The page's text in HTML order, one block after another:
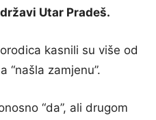
Utar Pradeš.
kasnili su više od
“našla zamjenu”.
“da”, ali drugom